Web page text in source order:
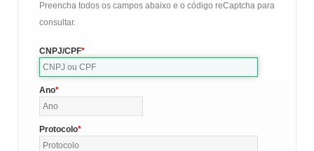
Preencha todos os campos abaixo e o código reCaptcha para
consultar.
CNPJ/CPF
Ano
Protocolo